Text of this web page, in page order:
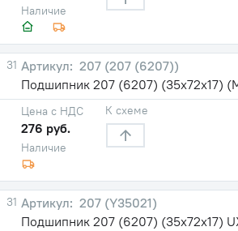
Наличие
31
207 (207 (6207))
Подшипник 207 (6207) (35х72х17)
Наличие
Цена с НДС
276 руб.
К схеме
31
207 (Y35021)
Подшипник 207 (6207) (35х72х17)